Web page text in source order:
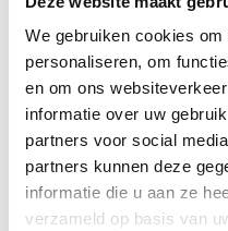
We gebruiken cookies
personaliseren, om
en om ons
informatie over uw
partners voor social
partners kunnen deze
informatie die u aan ze
verzameld op basis van
zich genoodzaakt een
Vervolgens moesten zij
klacht weken wachten op
sluiten niet aan bij de
bunq mocht
Jos Heuvelman,
behandeling van klachten
vertrouwen in de